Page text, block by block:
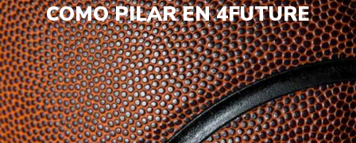
COMO PILAR EN 4FUTURE